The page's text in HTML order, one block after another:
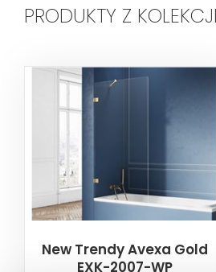
PRODUKTY Z KOLEKCJI
New Trendy Avexa Gold
EXK-2007-WP